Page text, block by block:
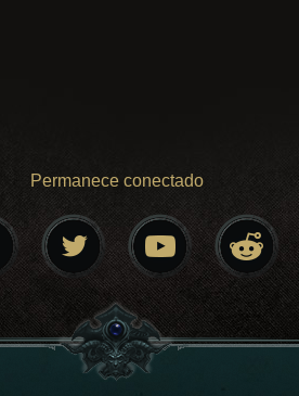
Permanece conectado